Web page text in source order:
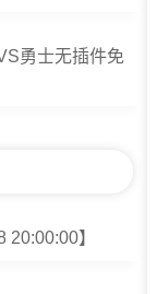
勇士无插件免
】